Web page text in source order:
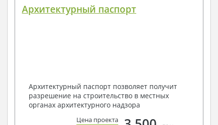
Архитектурный паспорт
Архитектурный паспорт позволяет получит
разрешение на строительство в местных
органах архитектурного надзора
Цена проекта